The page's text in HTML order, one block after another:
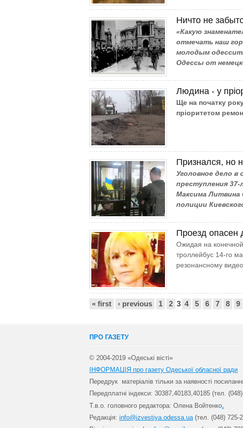
Ничто не
«Какую
отмечать наш
молодым
Одессы от
Людина - у
Ще на початку
пріоритетом
Признался, но
Уголовное дело в
преступления
Максима Литвина
полиции
Проезд опасен
Ожидая на
троллейбус 14-го
резонансному
Сторінки
« first ‹ previous 1 2 3 4 5 6 7 8 9
ПРО ГАЗЕТУ
© 2004-2019 «Одеські вісті»
ІНФОРМАЦІЯ про газету Одеської обласної ради
Передрук матеріалів тільки за наявності
Передплатні індекси: 30387,40183,40185 (тел.
Т.в.о. головного редактора: Олена Войтенко.
Редакція: info@izvestiya.odessa.ua(тел. (048) 725-